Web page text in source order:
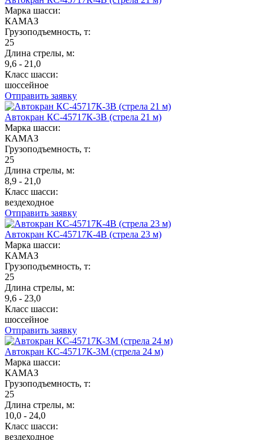
Марка шасси:
КАМАЗ
Грузоподъемность, т:
25
Длина стрелы, м:
9,6 - 21,0
Класс шасси:
шоссейное
Отправить заявку
Автокран КС-45717К-3В (стрела 21 м)
Марка шасси:
КАМАЗ
Грузоподъемность, т:
25
Длина стрелы, м:
8,9 - 21,0
Класс шасси:
вездеходное
Отправить заявку
Автокран КС-45717К-4В (стрела 23 м)
Марка шасси:
КАМАЗ
Грузоподъемность, т:
25
Длина стрелы, м:
9,6 - 23,0
Класс шасси:
шоссейное
Отправить заявку
Автокран КС-45717К-3М (стрела 24 м)
Марка шасси:
КАМАЗ
Грузоподъемность, т:
25
Длина стрелы, м:
10,0 - 24,0
Класс шасси:
вездеходное